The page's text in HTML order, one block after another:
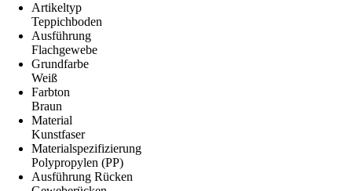
Artikeltyp
Teppichboden
Ausführung
Flachgewebe
Grundfarbe
Weiß
Farbton
Braun
Material
Kunstfaser
Materialspezifizierung
Polypropylen (PP)
Ausführung Rücken